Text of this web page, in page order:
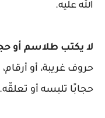
الله عليه.
لا يكتب طلاسم أو
حروف غريبة، أو
حجابًا تلبسه أو تعلقّه.